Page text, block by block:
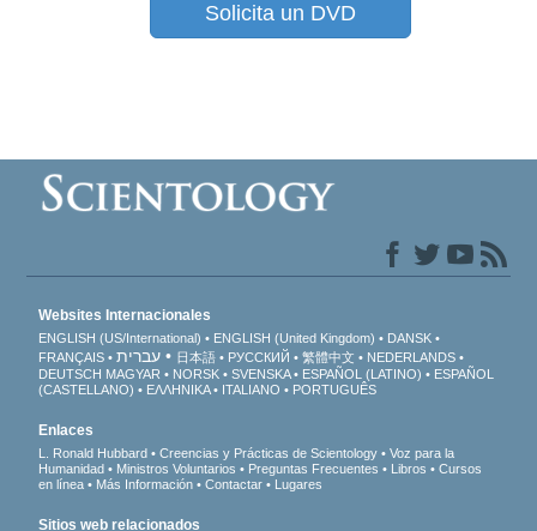
Solicita un DVD
Websites Internacionales
ENGLISH (US/International) ENGLISH (United Kingdom)
DANSK
FRANÇAIS
עברית 日本語 РУССКИЙ 繁體中文
NEDERLANDS
DEUTSCH MAGYAR NORSK SVENSKA ESPAÑOL (LATINO)
ESPAÑOL
(CASTELLANO)
ΕΛΛΗΝΙΚA ITALIANO PORTUGUÊS
Enlaces
L. Ronald Hubbard Creencias y Prácticas de Scientology
Voz para la
Humanidad
Ministros Voluntarios Preguntas Frecuentes Libros
Cursos
en línea
Más Información Contactar Lugares
Sitios web relacionados